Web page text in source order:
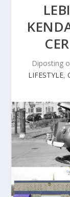
Diposting
LIFESTYLE,